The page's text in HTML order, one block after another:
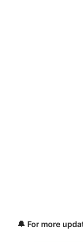
🔔 For more